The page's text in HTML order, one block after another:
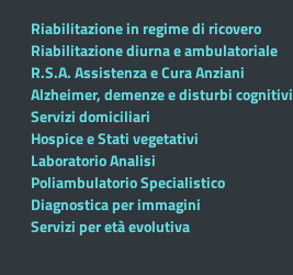
Riabilitazione in regime di ricovero
Riabilitazione diurna e ambulatoriale
R.S.A. Assistenza e Cura Anziani
Alzheimer, demenze e disturbi cognitivi
Servizi domiciliari
Hospice e Stati vegetativi
Laboratorio Analisi
Poliambulatorio Specialistico
Diagnostica per immagini
Servizi per età evolutiva